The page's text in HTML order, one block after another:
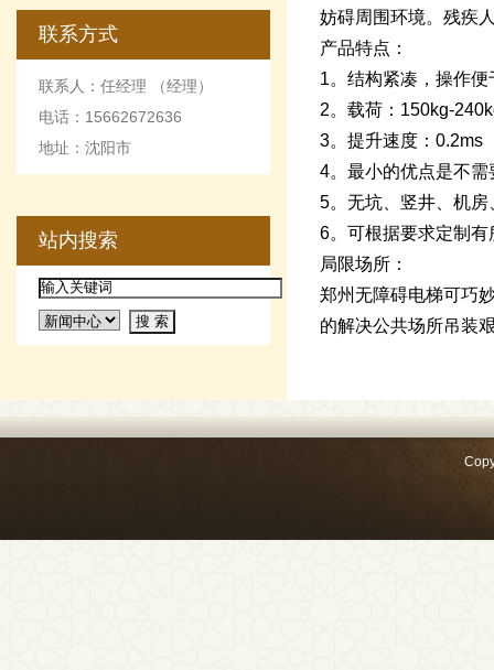
联系方式
联系人：任经理 （经理）
电话：15662672636
地址：沈阳市
站内搜索
妨碍周围环境。残疾
产品特点：
1。结构紧凑，操作
2。载荷：150kg-
3。提升速度：0.2ms
4。最小的优点是不
5。无坑、竖井、机
6。可根据要求定制有
局限场所：
郑州无障碍电梯可巧
的解决公共场所吊装